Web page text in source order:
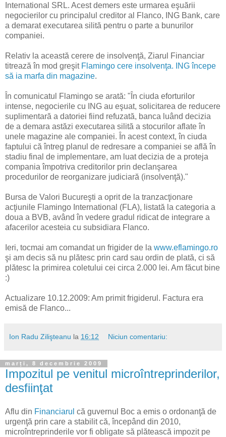
International SRL. Acest demers este urmarea eşuării
negocierilor cu principalul creditor al Flanco, ING Bank, care
a demarat executarea silită pentru o parte a bunurilor
companiei.
Relativ la această cerere de insolvenţă, Ziarul Financiar
titrează în mod greşit Flamingo cere insolvenţa. ING începe
să ia marfa din magazine.
În comunicatul Flamingo se arată: "În ciuda eforturilor
intense, negocierile cu ING au eşuat, solicitarea de reducere
suplimentară a datoriei fiind refuzată, banca luând decizia
de a demara astăzi executarea silită a stocurilor aflate în
unele magazine ale companiei. În acest context, în ciuda
faptului că întreg planul de redresare a companiei se află în
stadiu final de implementare, am luat decizia de a proteja
compania împotriva creditorilor prin declanşarea
procedurilor de reorganizare judiciară (insolvenţă)."
Bursa de Valori Bucureşti a oprit de la tranzacţionare
acţiunile Flamingo International (FLA), listată la categoria a
doua a BVB, având în vedere gradul ridicat de integrare a
afacerilor acesteia cu subsidiara Flanco.
Ieri, tocmai am comandat un frigider de la www.eflamingo.ro
şi am decis să nu plătesc prin card sau ordin de plată, ci să
plătesc la primirea coletului cei circa 2.000 lei. Am făcut bine
:)
Actualizare 10.12.2009: Am primit frigiderul. Factura era
emisă de Flanco...
Ion Radu Zilişteanu la 16:12 Niciun comentariu:
marți, 8 decembrie 2009
Impozitul pe venitul microîntreprinderilor,
desfiinţat
Aflu din Financiarul că guvernul Boc a emis o ordonanţă de
urgenţă prin care a stabilit că, începând din 2010,
microîntreprinderile vor fi obligate să plătească impozit pe